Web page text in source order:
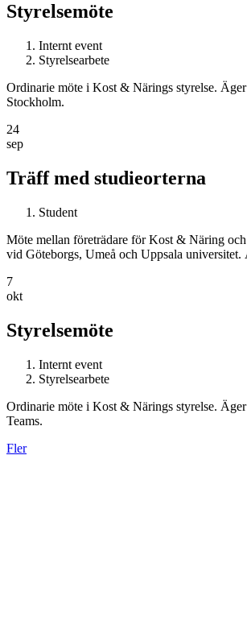
Styrelsemöte
Internt event
Styrelsearbete
Ordinarie möte i Kost & Närings styrelse.
Stockholm.
24
sep
Träff med studieorterna
Student
Möte mellan företrädare för Kost & Näring
vid Göteborgs, Umeå och Uppsala universitet.
7
okt
Styrelsemöte
Internt event
Styrelsearbete
Ordinarie möte i Kost & Närings styrelse.
Teams.
Fler